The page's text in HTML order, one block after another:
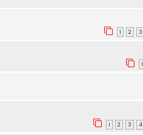
1 2 3
1
1 2 3 4